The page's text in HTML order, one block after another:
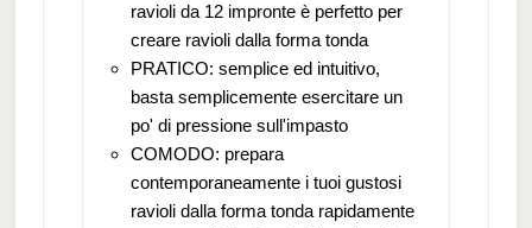
ravioli da 12 impronte è perfetto per
creare ravioli dalla forma tonda
PRATICO: semplice ed intuitivo,
basta semplicemente esercitare un
po' di pressione sull'impasto
COMODO: prepara
contemporaneamente i tuoi gustosi
ravioli dalla forma tonda rapidamente